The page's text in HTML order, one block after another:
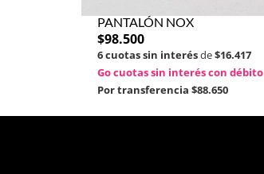
PANTALÓN NOX
$98.500
6 cuotas sin interésde$16.417
Go cuotas sin interés con débito
Por transferencia $88.650